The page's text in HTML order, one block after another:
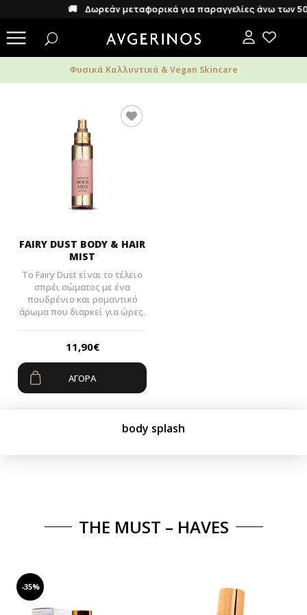
🚚 Δωρεάν μεταφορικά για παραγγελίες άνω των 50€
Φυσικά Καλλυντικά & Vegan Skincare
FAIRY DUST BODY & HAIR
MIST
Το Fairy Dust είναι το τέλειο
σπρέι σώματος με ένα
πουδρένιο και ρομαντικό
άρωμα που διαρκεί για ώρες.
11,90€
ΑΓΟΡΆ
body splash
THE MUST – HAVES
-35%